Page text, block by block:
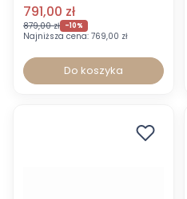
791,00 zł
879,00 zł -10%
Najniższa cena: 769,00 zł
Do koszyka